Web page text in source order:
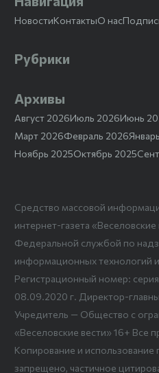
НовостиКонтактыО нас
Рубрики
Архивы
Август 2026Июль 2026Июнь
Март 2026Февраль 2026
Ноябрь 2025Октябрь 2025
Средство массовой
интернет-газета
Федеральной службой по
информационных технологий
Регистрационный номер:
08.09.2020 г. Директор-
Учредитель — Общество с
«Веселовские вести» 16+ Все
Копирование и использование
запрещено, частичное